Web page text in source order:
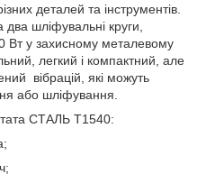
деталей та інструментів.
шліфувальні круги,
Вт у захисному металевому
легкий і компактний, але
вібрацій, які можуть
або шліфування.
СТАЛЬ Т1540: